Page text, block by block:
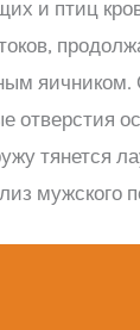
и птиц
отверстия
тянется
мужского